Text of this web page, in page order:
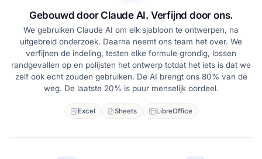
Gebouwd door Claude AI. Verfijnd door ons.
We gebruiken Claude AI om elk sjabloon te ontwerpen, na
uitgebreid onderzoek. Daarna neemt ons team het over. We
verfijnen de indeling, testen elke formule grondig, lossen
randgevallen op en polijsten het ontwerp totdat het iets is dat we
zelf ook echt zouden gebruiken. De AI brengt ons 80% van de
weg. De laatste 20% is puur menselijk oordeel.
Excel Sheets LibreOffice